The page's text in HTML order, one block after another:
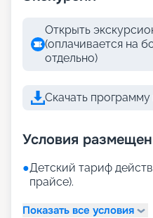
Открыть
(оплачивается на
отдельно)
Скачать программу
Условия
●Детский тариф
прайсе).
Показать все условия